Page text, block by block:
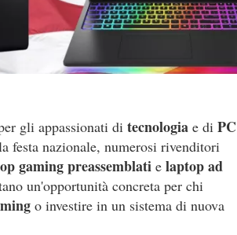
gli appassionati di tecnologia e di PC
festa nazionale, numerosi rivenditori
gaming preassemblati e laptop ad
un'opportunità concreta per chi
o investire in un sistema di nuova